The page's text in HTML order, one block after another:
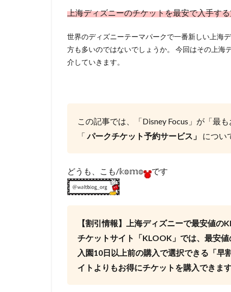
上海ディズニーのチケットを最安で入手す
世界のディズニーテーマパークで一番新しい上海
方も多いのではないでしょうか。 今回はその上海
介していきます。
この記事では、「Disney Focus」が 「最
「パークチケット予約サービス」 につい
どうも、こも/𝕜𝕠𝕞𝕠 です
【割引情報】上海ディズニーで最安値の
チケットサイト「KLOOK」では、最安値
入園10日以上前の購入で選択できる「早
イトよりもお得にチケットを購入できま